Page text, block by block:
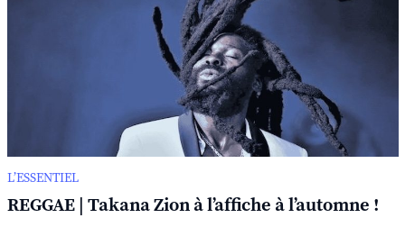
L’ESSENTIEL
REGGAE | Takana Zion à l’affiche à l’automne !